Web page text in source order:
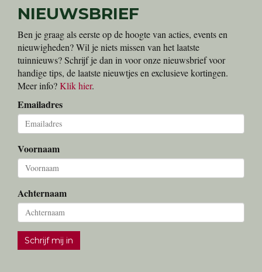
NIEUWSBRIEF
Ben je graag als eerste op de hoogte van acties, events en
nieuwigheden? Wil je niets missen van het laatste
tuinnieuws? Schrijf je dan in voor onze nieuwsbrief voor
handige tips, de laatste nieuwtjes en exclusieve kortingen.
Meer info?Klik hier.
Emailadres
Voornaam
Achternaam
Schrijf mij in